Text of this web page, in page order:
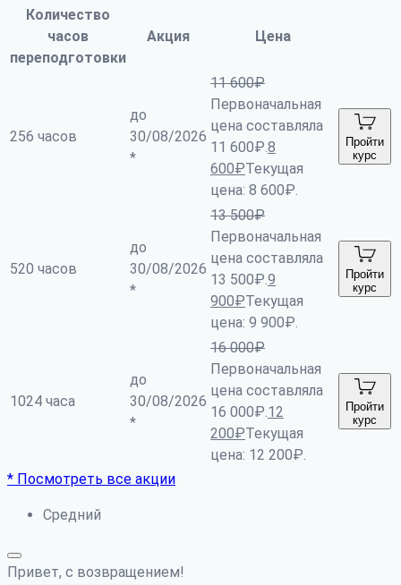
Количество
часов
переподготовки
Акция Цена
256 часов
до
30/08/2026
*
11 600₽
Первоначальная
цена составляла
11 600₽.8
600₽Текущая
цена: 8 600₽.
Пройти
курс
520 часов
до
30/08/2026
*
13 500₽
Первоначальная
цена составляла
13 500₽.9
900₽Текущая
цена: 9 900₽.
Пройти
курс
1024 часа
до
30/08/2026
*
16 000₽
Первоначальная
цена составляла
16 000₽.12
200₽Текущая
цена: 12 200₽.
Пройти
курс
* Посмотреть все акции
Средний
Привет, с возвращением!